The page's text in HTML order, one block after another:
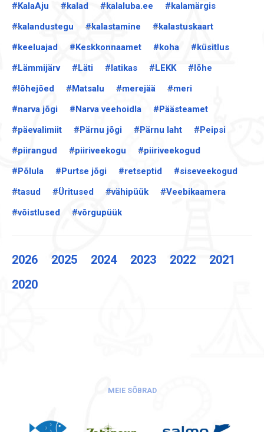
#KalaAju
#kalad #kalaluba.ee
#kalamärgis
#kalandustegu
#kalastamine
#kalastuskaart
#keeluajad
#Keskkonnaamet #koha
#küsitlus
#Lämmijärv
#Läti #latikas #LEKK
#lõhe
#lõhejõed
#Matsalu #merejää
#meri
#narva jõgi
#Narva veehoidla
#Päästeamet
#päevalimiit
#Pärnu jõgi #Pärnu laht
#Peipsi
#piirangud
#piiriveekogu
#piiriveekogud
#Põlula
#Purtse jõgi #retseptid
#siseveekogud
#tasud
#Üritused #vähipüük
#Veebikaamera
#võistlused
#võrgupüük
2026 2025 2024 2023 2022
2021
2020
MEIE SÕBRAD